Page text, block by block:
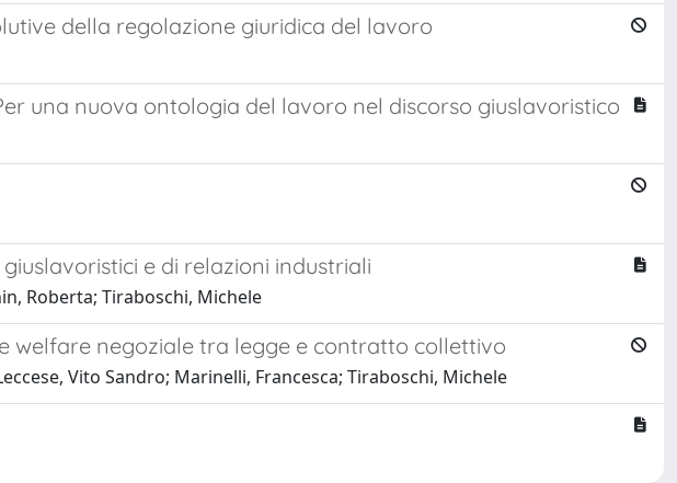
della regolazione giuridica del lavoro
una nuova ontologia del lavoro nel discorso giuslavoristico
e di relazioni industriali
Roberta; Tiraboschi, Michele
welfare negoziale tra legge e contratto collettivo
Vito Sandro; Marinelli, Francesca; Tiraboschi, Michele